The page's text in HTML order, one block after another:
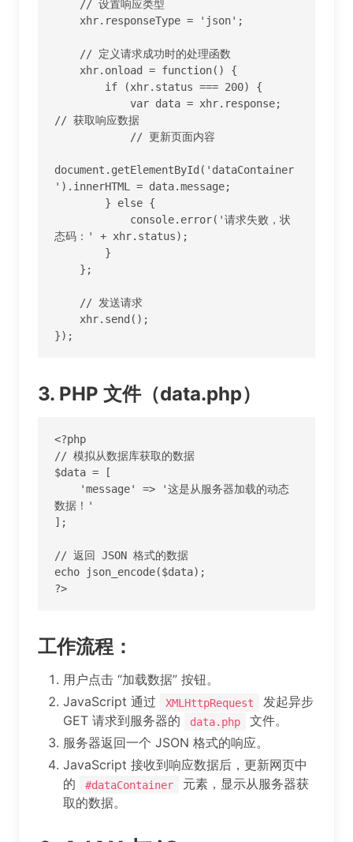
// 获取响应数据
document.getElementById('dataContainer
').innerHTML = data.message;
态码：' + xhr.status);
});
3. PHP 文件（data.php）
<?php
// 模拟从数据库获取的数据
$data = [
数据！'
];
// 返回 JSON 格式的数据
echo json_encode($data);
?>
工作流程 ：
用户点击 “加载数据” 按钮。
JavaScript 通过
XMLHttpRequest
发起异步
GET 请求到服务器的
data.php
文件。
服务器返回一个 JSON 格式的响应。
JavaScript 接收到响应数据后，更新网页中
的
#dataContainer
元素，显示从服务器获
取的数据。